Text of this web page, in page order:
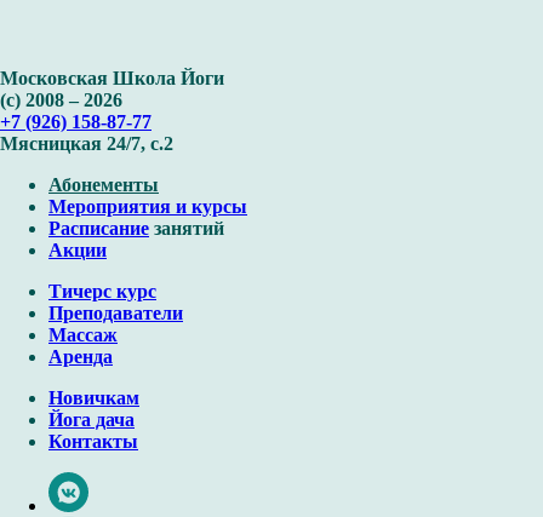
Московская Школа Йоги
(с) 2008 – 2026
+7 (926) 158-87-77
Мясницкая 24/7, с.2
Абонементы
Мероприятия и курсы
Расписание занятий
Акции
Тичерс курс
Преподаватели
Массаж
Аренда
Новичкам
Йога дача
Контакты